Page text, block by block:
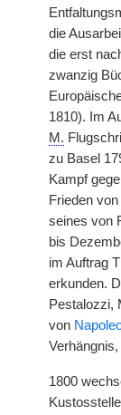
die
die erst
zwanzig
1810). Im
M.
zu Basel
Kampf
Frieden
seines von
bis
im Auftrag
erkunden.
Pestalozzi,
von
1800